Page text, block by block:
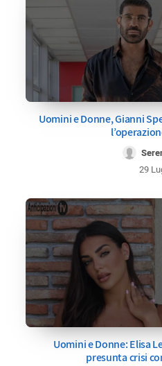
Uomini e Donne, Gianni
29
Uomini e Donne: Elisa
presunta crisi